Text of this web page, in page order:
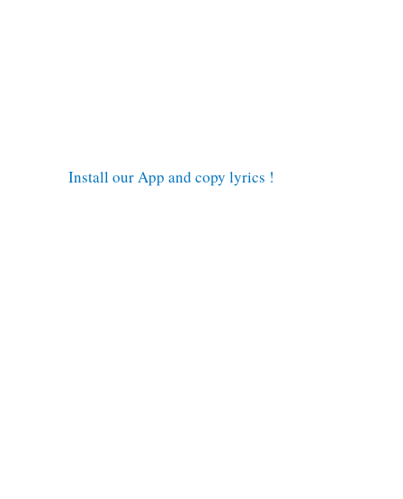
Install our App and copy lyrics !